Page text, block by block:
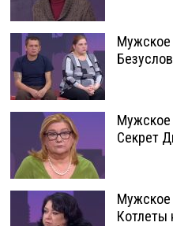
Мужское
Мужское
Секрет
Мужское
Котлеты